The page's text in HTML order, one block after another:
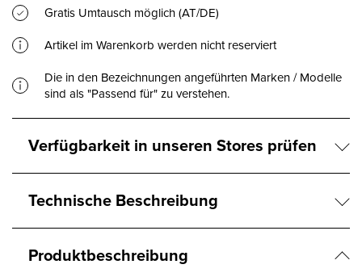
Gratis Umtausch möglich (AT/DE)
Artikel im Warenkorb werden nicht reserviert
Die in den Bezeichnungen angeführten Marken / Modelle
sind als "Passend für" zu verstehen.
Verfügbarkeit in unseren Stores prüfen
Technische Beschreibung
Produktbeschreibung